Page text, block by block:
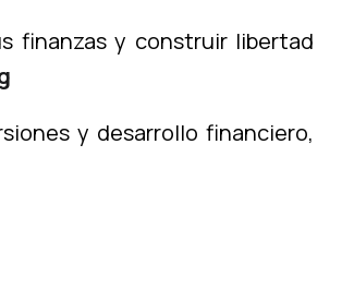
finanzas y construir libertad
y desarrollo financiero,